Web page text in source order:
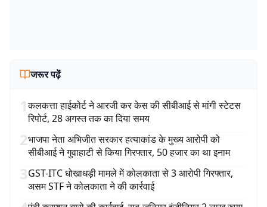
जरूर पढ़ें
1कलकत्ता हाईकोर्ट ने आरजी कर केस की सीबीआई से मांगी स्टेटस
रिपोर्ट, 28 अगस्त तक का दिया समय
2भाजपा नेता अभिजीत सरकार हत्याकांड के मुख्य आरोपी को
सीबीआई ने गुवाहाटी से किया गिरफ्तार, 50 हजार का था इनाम
3GST-ITC धोखाधड़ी मामले में कोलकाता से 3 आरोपी गिरफ्तार,
असम STF ने कोलकाता ने की कार्रवाई